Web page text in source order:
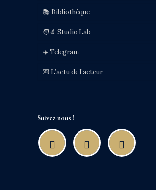
📚 Bibliothèque
🧑‍🔬 Studio Lab
✈️ Telegram
💌 L’actu de l’acteur
Suivez nous !